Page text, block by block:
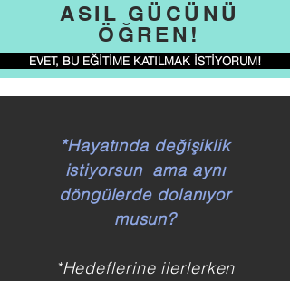
ASIL GÜCÜNÜ
ÖĞREN!
EVET, BU EĞİTİME KATILMAK İSTİYORUM!
*Hayatında değişiklik
istiyorsun ama aynı
döngülerde dolanıyor
musun?
*Hedeflerine ilerlerken